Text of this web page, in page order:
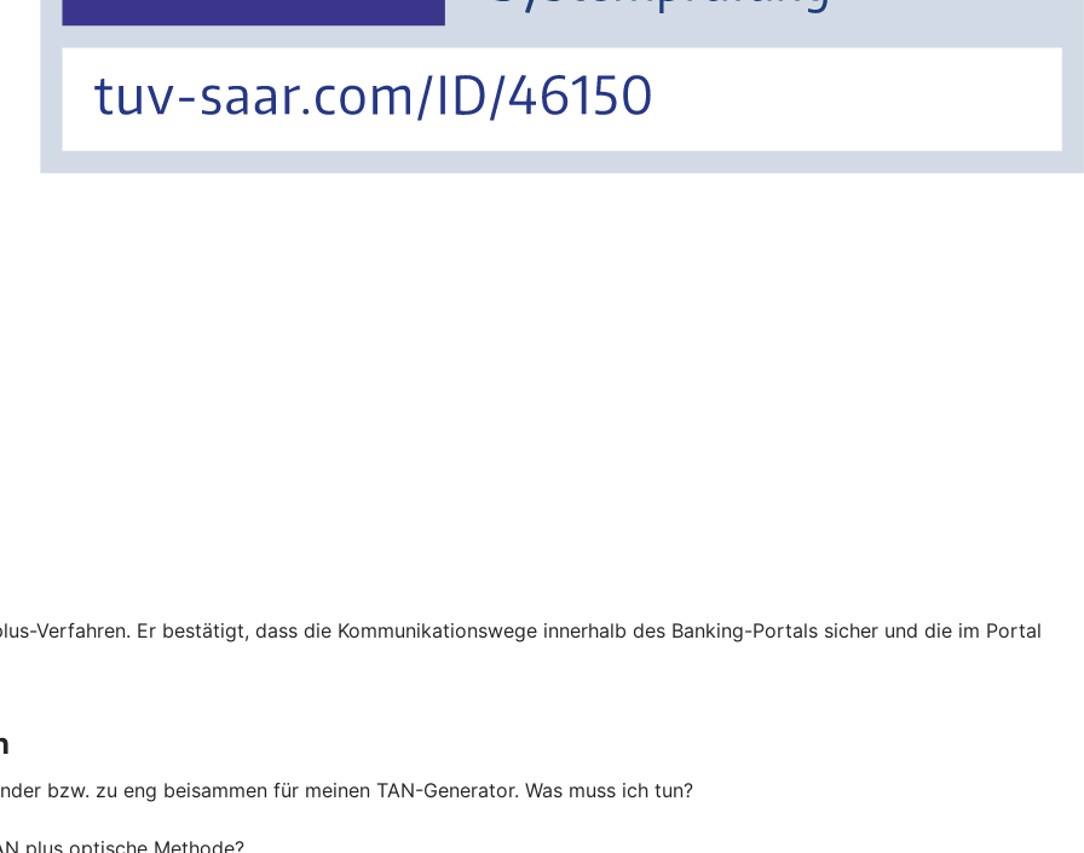
Verfahren. Er bestätigt, dass die Kommunikationswege innerhalb des Banking-Portals sicher und die im Portal
bzw. zu eng beisammen für meinen TAN-Generator. Was muss ich tun?